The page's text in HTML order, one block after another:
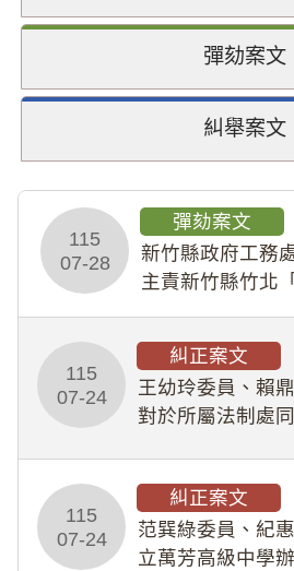
彈劾案文
糾舉案文
115
07-28
彈劾案文
新竹縣政府工務
主責新竹縣竹北
幣1,483萬餘元，
贈；復罔顧公共
於停工期間
115
07-24
糾正案文
王幼玲委員、賴
對於所屬法制處
人員保障法」及
所定維護公務人員
115
07-24
糾正案文
范巽綠委員、紀
立萬芳高級中學